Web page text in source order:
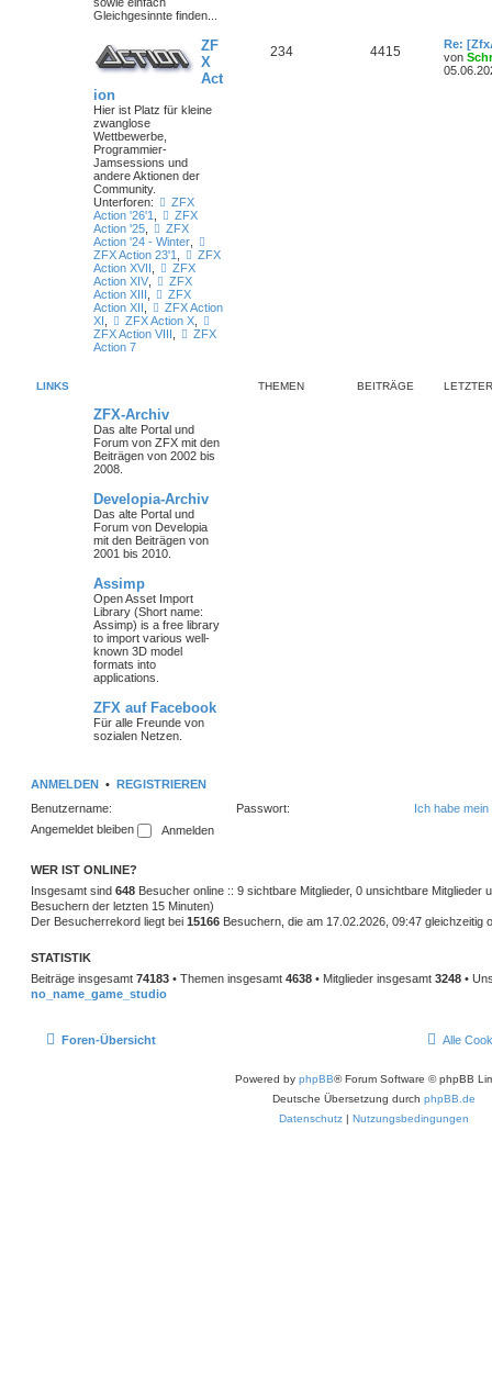
Gleichgesinnte finden...
ZF
X
Act
ion
Hier ist Platz für kleine
zwanglose
Wettbewerbe,
Programmier-
Jamsessions und
andere Aktionen der
Community.
Unterforen:
ZFX
Action '26'1
ZFX
Action '25
ZFX
Action '24 - Winter
ZFX Action 23'1
ZFX
Action XVII
ZFX
Action XIV
ZFX
Action XIII
ZFX
Action XII
ZFX Action
XI
ZFX Action X,
ZFX Action VIII
ZFX
Action 7
234 4415
Re:
von
LINKS THEMEN BEITRÄGE
ZFX-Archiv
Das alte Portal und
Forum von ZFX mit den
Beiträgen von 2002 bis
2008.
Developia-Archiv
Das alte Portal und
Forum von Developia
mit den Beiträgen von
2001 bis 2010.
Assimp
Open Asset Import
Library (Short name:
Assimp) is a free library
to import various well-
known 3D model
formats into
applications.
ZFX auf Facebook
Für alle Freunde von
sozialen Netzen.
ANMELDEN • REGISTRIEREN
Benutzername:
Passwort:
Ich habe
Angemeldet bleiben
WER IST ONLINE?
Insgesamt sind 648 Besucher online :: 9 sichtbare Mitglieder, 0 unsichtbare Mitglieder
Besuchern der letzten 15 Minuten)
Der Besucherrekord liegt bei 15166 Besuchern, die am 17.02.2026, 09:47 gleichzeitig
STATISTIK
Beiträge insgesamt 74183 • Themen insgesamt 4638 • Mitglieder insgesamt 3248 •
no_name_game_studio
Foren-Übersicht Alle
Powered by phpBB® Forum Software © phpBB
Deutsche Übersetzung durch phpBB.de
Datenschutz | Nutzungsbedingungen